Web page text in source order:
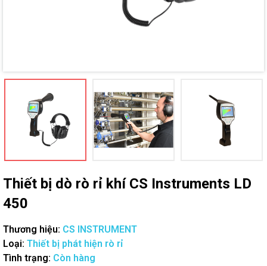
Thiết bị dò rò rỉ khí CS Instruments LD
450
Thương hiệu: CS INSTRUMENT
Loại: Thiết bị phát hiện rò rỉ
Tình trạng: Còn hàng